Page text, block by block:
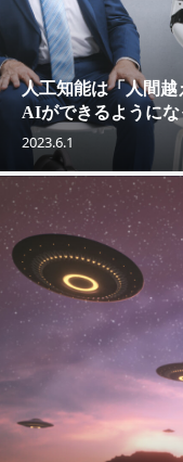
人工知能は「人間
AIができるように
2023.6.1